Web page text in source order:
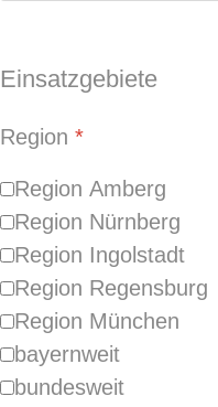
Einsatzgebiete
Region *
Region Amberg
Region Nürnberg
Region Ingolstadt
Region Regensburg
Region München
bayernweit
bundesweit